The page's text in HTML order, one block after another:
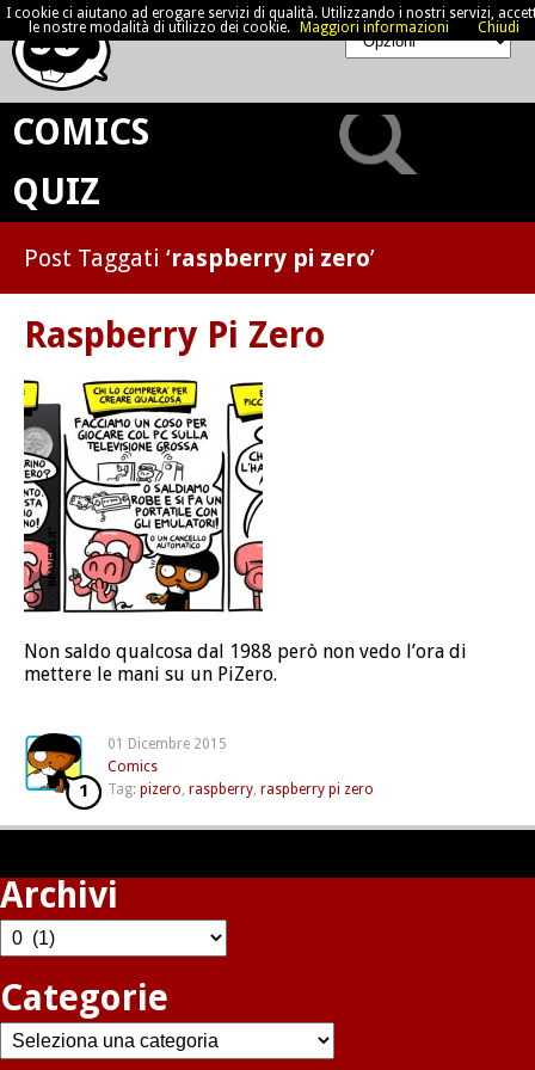
COMICS
QUIZ
Post Taggati ‘raspberry pi zero’
Raspberry Pi Zero
Non saldo qualcosa dal 1988 però non vedo l’ora di
mettere le mani su un PiZero.
01 Dicembre 2015
Comics
Tag: pizero, raspberry, raspberry pi zero
1
Archivi
Archivi
Categorie
Categorie
I cookie ci aiutano ad erogare servizi di qualità. Utilizzando i nostri servizi,
le nostre modalità di utilizzo dei cookie.
Maggiori informazioni Chiudi